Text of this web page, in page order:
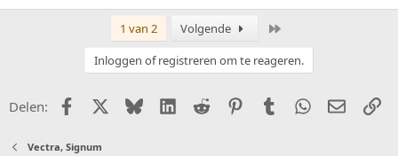
1 van 2 Volgende
Inloggen of registreren om te reageren.
Delen: FacebookX (Twitter)
BlueskyLinkedIn
Reddit PinterestTumblr WhatsApp
E-mail
Vectra, Signum